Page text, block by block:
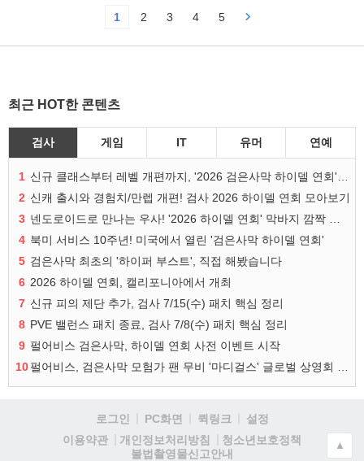
1 2 3 4 5
최근 HOT한 콘텐츠
검사 게임 IT 유머 연예
1
2 신캐 출시와 경험치/만렙 개편! 검사 2026 하이델 연회 모아보기
3
4 북미 서비스 10주년! 미국에서 열린 '검은사막 하이델 연회'
5 검은사막 최초의 '하이퍼 부스트', 직접 해봤습니다
6 2026 하이델 연회, 캘리포니아에서 개최
7 신규 피의 제단 추가, 검사 7/15(수) 패치 핵심 정리
8 PVE 밸런스 패치 종료, 검사 7/8(수) 패치 핵심 정리
9 펄어비스 검은사막, 하이델 연회 사전 이벤트 시작
10
로그인 PC화면 퀵링크
설정
이용약관
개인정보처리방침
청소년보호정책
불법촬영물신고안내
▲